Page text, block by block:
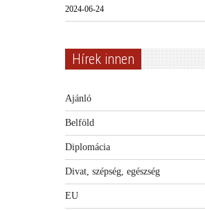
2024-06-24
Hírek innen
Ajánló
Belföld
Diplomácia
Divat, szépség, egészség
EU